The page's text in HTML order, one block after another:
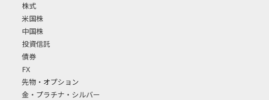
株式
米国株
中国株
投資信託
債券
FX
先物・オプション
金・プラチナ・シルバー